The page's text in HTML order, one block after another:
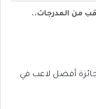
من المدرجات..
أفضل لاعب في